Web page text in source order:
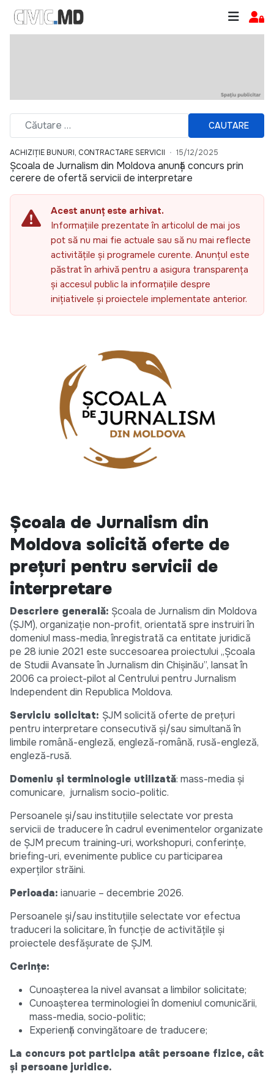
CAUTARE
ACHIZIȚIE BUNURI, CONTRACTARE SERVICII 15/12/2025
Școala de Jurnalism din Moldova anunță concurs prin
cerere de ofertă servicii de interpretare
Acest anunț este arhivat.
Informațiile prezentate în articolul de mai jos
pot să nu mai fie actuale sau să nu mai reflecte
activitățile și programele curente. Anunțul este
păstrat în arhivă pentru a asigura transparența
și accesul public la informațiile despre
inițiativele și proiectele implementate anterior.
Școala de Jurnalism din
Moldova solicită oferte de
prețuri pentru servicii de
interpretare
Descriere generală: Școala de Jurnalism din Moldova
(ȘJM), organizație non-profit, orientată spre instruiri în
domeniul mass-media, înregistrată ca entitate juridică
pe 28 iunie 2021 este succesoarea proiectului „Școala
de Studii Avansate în Jurnalism din Chișinău”, lansat în
2006 ca proiect-pilot al Centrului pentru Jurnalism
Independent din Republica Moldova.
Serviciu solicitat: ȘJM solicită oferte de prețuri
pentru interpretare consecutivă și/sau simultană în
limbile română-engleză, engleză-română, rusă-engleză,
engleză-rusă.
Domeniu și terminologie utilizată: mass-media și
comunicare, jurnalism socio-politic.
Persoanele și/sau instituțiile selectate vor presta
servicii de traducere în cadrul evenimentelor organizate
de ȘJM precum training-uri, workshopuri, conferințe,
briefing-uri, evenimente publice cu participarea
experților străini.
Perioada: ianuarie – decembrie 2026.
Persoanele și/sau instituțiile selectate vor efectua
traduceri la solicitare, în funcție de activitățile și
proiectele desfășurate de ȘJM.
Cerinţe:
Cunoașterea la nivel avansat a limbilor solicitate;
Cunoașterea terminologiei în domeniul comunicării,
mass-media, socio-politic;
Experiență convingătoare de traducere;
La concurs pot participa atât persoane fizice, cât
și persoane juridice.